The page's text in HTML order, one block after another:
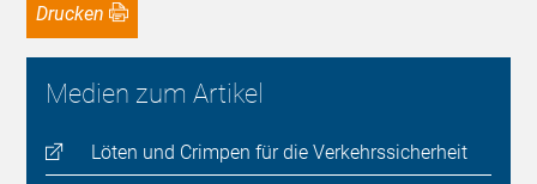
Drucken
Medien zum Artikel
Löten und Crimpen für die Verkehrssicherheit